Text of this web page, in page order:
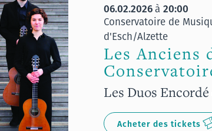
06.02.2026à 20:00
Conservatoire de
d'Esch/Alzette
Les Anciens
Les Duos Encordé
Acheter des tickets